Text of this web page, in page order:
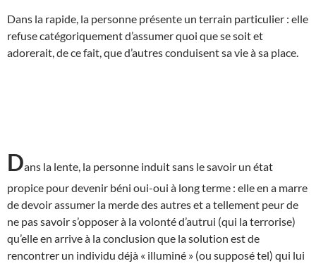
Dans la rapide, la personne présente un terrain particulier : elle
refuse catégoriquement d’assumer quoi que se soit et
adorerait, de ce fait, que d’autres conduisent sa vie à sa place.
Dans la lente, la personne induit sans le savoir un état
propice pour devenir béni oui-oui à long terme : elle en a marre
de devoir assumer la merde des autres et a tellement peur de
ne pas savoir s’opposer à la volonté d’autrui (qui la terrorise)
qu’elle en arrive à la conclusion que la solution est de
rencontrer un individu déjà « illuminé » (ou supposé tel) qui lui